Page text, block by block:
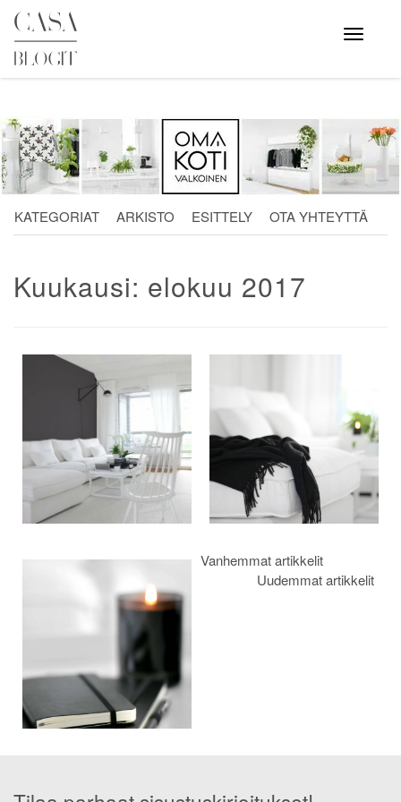
Skip
content
Avaa
valikko
KATEGORIAT ARKISTO ESITTELY OTA YHTEYTTÄ
Kuukausi: elokuu 2017
Artikkelien
selaus
Vanhemmat artikkelit
Uudemmat artikkelit